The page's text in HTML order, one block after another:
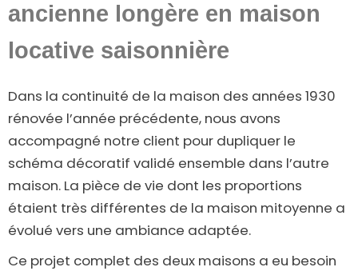
ancienne longère en maison
locative saisonnière
Dans la continuité de la maison des années 1930
rénovée l’année précédente, nous avons
accompagné notre client pour dupliquer le
schéma décoratif validé ensemble dans l’autre
maison. La pièce de vie dont les proportions
étaient très différentes de la maison mitoyenne a
évolué vers une ambiance adaptée.
Ce projet complet des deux maisons a eu besoin